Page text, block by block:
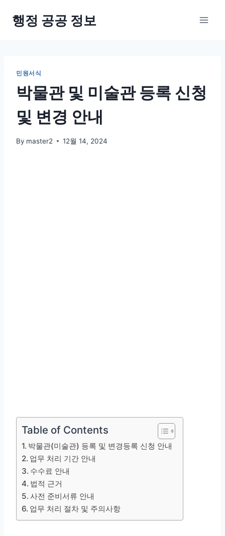
행정 공공 정보
민원서식
박물관 및 미술관 등록 신청
및 변경 안내
By master2 12월 14, 2024
Table of Contents
박물관(미술관) 등록 및 변경등록 신청 안내
업무 처리 기간 안내
수수료 안내
법적 근거
사전 준비서류 안내
업무 처리 절차 및 주의사항